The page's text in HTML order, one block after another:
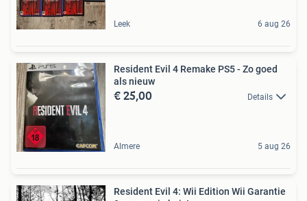
Leek 6 aug 26
Resident Evil 4 Remake PS5 - Zo goed
als nieuw
€ 25,00 Details
Almere 5 aug 26
Resident Evil 4: Wii Edition Wii Garantie